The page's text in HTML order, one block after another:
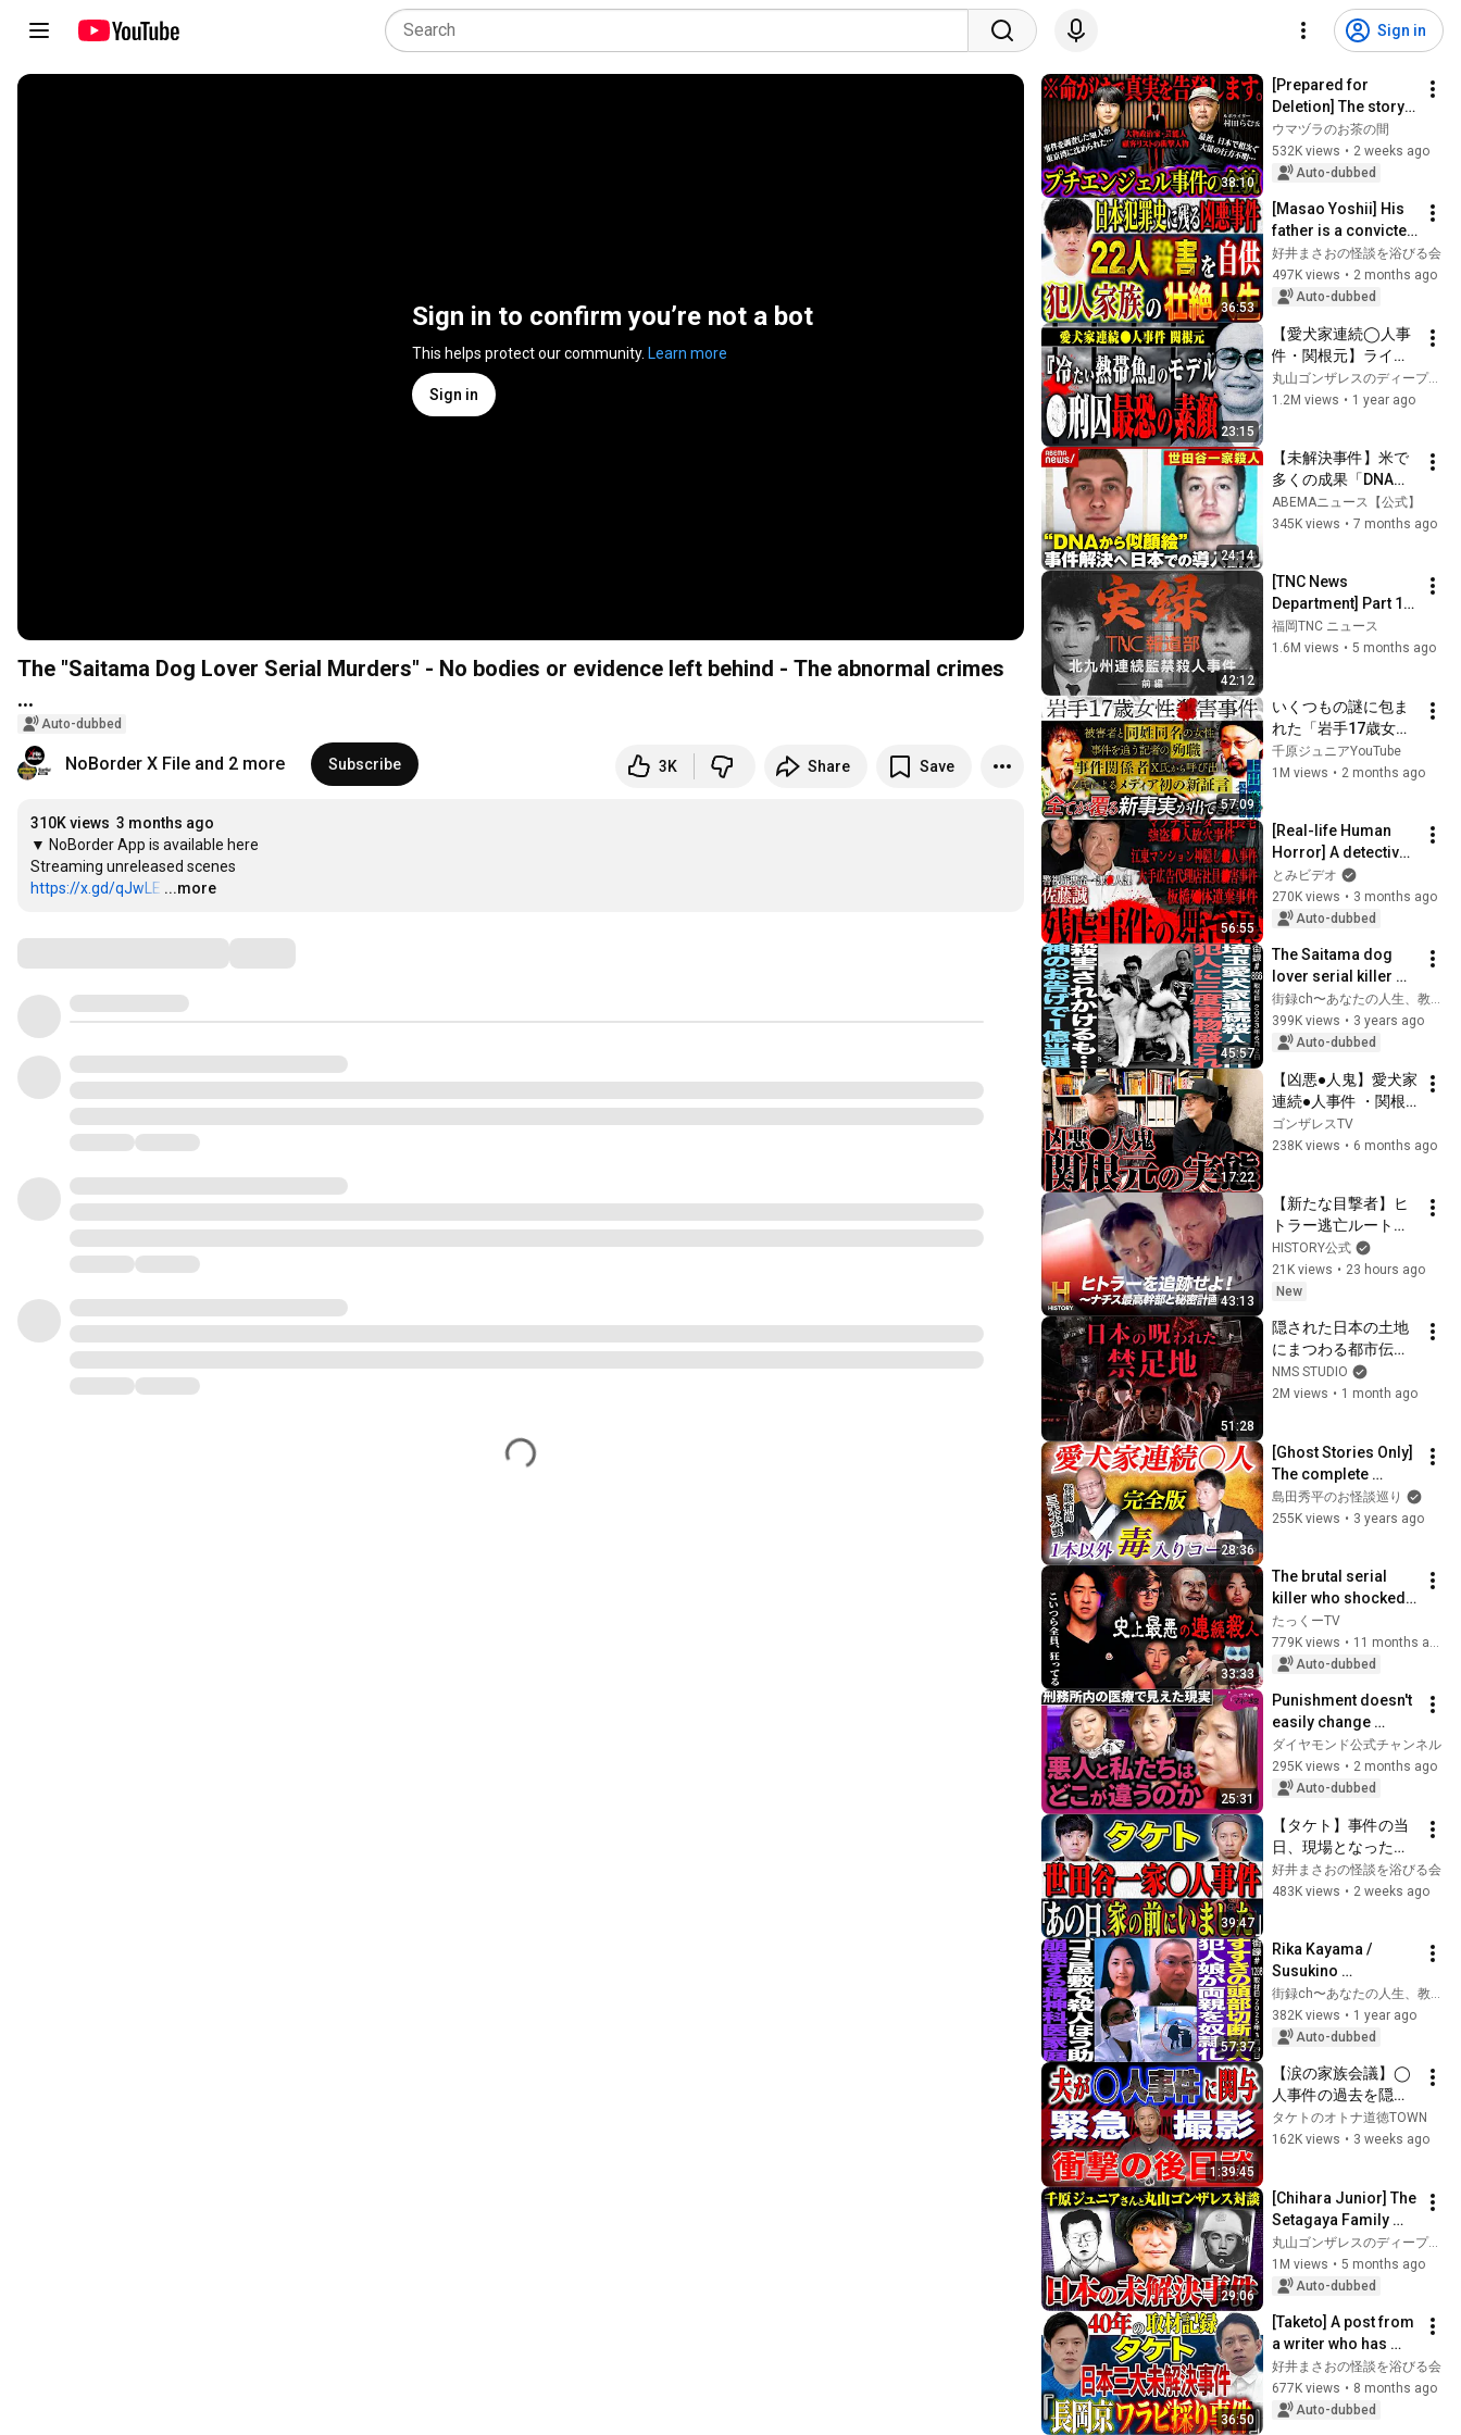
Sign in
Sign in to confirm you’re not a bot
This helps protect our community. Learn more
Sign in
The "Saitama Dog Lover Serial Murders" - No bodies or evidence left behind - The abnormal crimes
...
Auto-dubbed
NoBorder X File and 2 more Subscribe 3K Share Save
310K views 3 months ago
▼ NoBorder App is available here
https://x.gd/qJwLE …
...more
38:10
[Prepared for
Deletion] The story
of how a journalist
acquaintance who
was investigating
ウマヅラのお茶の間
532K views • 2 weeks ago
Auto-dubbed
36:53
[Masao Yoshii] His
father is a convicted
criminal. He faces
daily media
coverage and is
好井まさおの怪談を浴びる会
497K views • 2 months ago
Auto-dubbed
23:15
【愛犬家連続◯人事
件・関根元】ライオ
ンの刺青、不気味な
目つき、罵声…東京
れた関根元の素顔と
驚きの行動
丸山ゴンザレスのディープな世界
1.2M views • 1 year ago
24:14
【未解決事件】米で
多くの成果「DNAか
ら作る似顔絵」日本
での導入訴えも…
｜ABEMA的ニュース
ショー
ABEMAニュース【公式】
345K views • 7 months ago
42:12
[TNC News
Department] Part 1:
Kitakyushu serial
confinement and
福岡TNC ニュース
1.6M views • 5 months ago
57:09
いくつもの謎に包ま
れた「岩手17歳女性
◯害事件」…新証言
で“全てが覆る” 事実
千原ジュニアYouTube
1M views • 2 months ago
56:55
[Real-life Human
Horror] A detective
from the Tokyo
Metropolitan Police
Department's First
とみビデオ
270K views • 3 months ago
Auto-dubbed
45:57
The Saitama dog
lover serial killer
poisoned me three
times... / The plague
that shocked the
街録ch〜あなたの人生、教えて下さい〜
399K views • 3 years ago
Auto-dubbed
17:22
【凶悪●人鬼】愛犬家
連続●人事件 ・関根
元の素顔を丸山ゴン
ザレスと草下シンヤ
ゴンザレスTV
238K views • 6 months ago
43:13
【新たな目撃者】ヒ
トラー逃亡ルートを
示す機密文書の真相
｜ヒトラーを追跡せ
よ！ ～ナチス最高幹
HISTORY公式
21K views • 23 hours ago
New
51:28
隠された日本の土地
にまつわる都市伝説
スペシャル！『ナオ
キマンの知らない世
NMS STUDIO
2M views • 1 month ago
28:36
[Ghost Stories Only]
The complete
version of that
incident by Miki
島田秀平のお怪談巡り
255K views • 3 years ago
33:33
The brutal serial
killer who shocked
Japan and the world
たっくーTV
779K views •
11 months ago
Auto-dubbed
25:31
Punishment doesn't
easily change
people. The reality
of "people who can't
return to society" as
ダイヤモンド公式チャンネル
295K views • 2 months ago
Auto-dubbed
39:47
【タケト】事件の当
日、現場となった家
の前にいました。警
察から取り調べを受
好井まさおの怪談を浴びる会
483K views • 2 weeks ago
57:37
Rika Kayama /
Susukino
decapitation: The
daughter of the
perpetrator
parents / Aidin...
街録ch〜あなたの人生、教えて下さい〜
382K views • 1 year ago
Auto-dubbed
1:39:45
【涙の家族会議】◯
人事件の過去を隠し
ていた夫。妻が下し
た究極の決断と、直
タケトのオトナ道徳TOWN
162K views • 3 weeks ago
29:06
[Chihara Junior] The
Setagaya Family
Murder, the Glico
Morinaga Murder,
the 300 Million Yen
丸山ゴンザレスのディープな世界
1M views • 5 months ago
Auto-dubbed
36:50
[Taketo] A post from
a writer who has
been covering
unsolved cases for
40 years. Another
好井まさおの怪談を浴びる会
677K views • 8 months ago
Auto-dubbed